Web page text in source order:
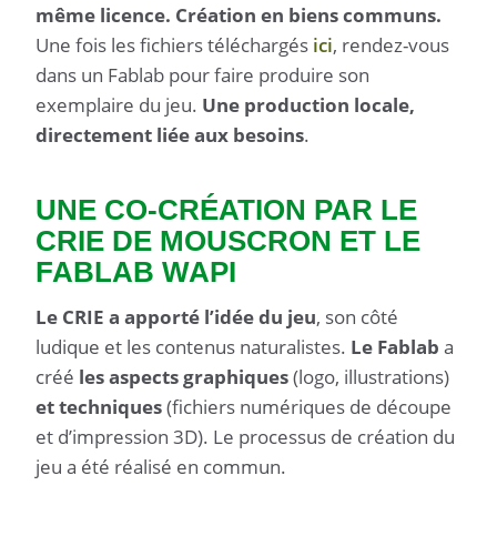
même licence. Création en biens communs.
Une fois les fichiers téléchargés ici, rendez-vous
dans un Fablab pour faire produire son
exemplaire du jeu. Une production locale,
directement liée aux besoins.
UNE CO-CRÉATION PAR LE
CRIE DE MOUSCRON ET LE
FABLAB WAPI
Le CRIE a apporté l’idée du jeu, son côté
ludique et les contenus naturalistes. Le Fablab a
créé les aspects graphiques(logo, illustrations)
et techniques(fichiers numériques de découpe
et d’impression 3D). Le processus de création du
jeu a été réalisé en commun.